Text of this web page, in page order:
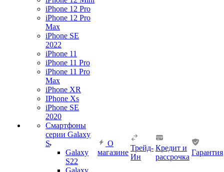
iPhone 12 Pro
iPhone 12 Pro
Max
iPhone SE
2022
iPhone 11
iPhone 11 Pro
iPhone 11 Pro
Max
iPhone XR
IPhone Xs
iPhone SE
2020
Смартфоны
серии Galaxy
S
Galaxy
S22
Galaxy
О
магазине
Трейд-
Ин
Кредит и
рассрочка
Гарантия